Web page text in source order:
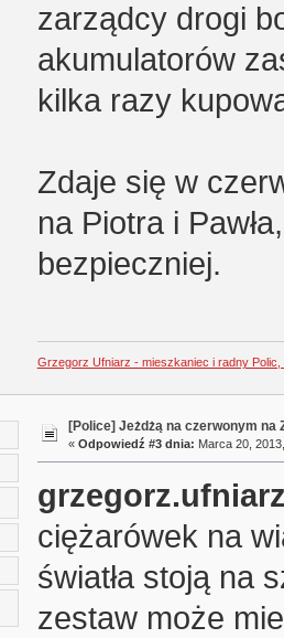
zarządcy drogi
akumulatorów
kilka razy
Zdaje się w
na Piotra i
bezpieczniej.
Grzegorz Ufniarz - mieszkaniec i radny
[Police] Jeżdżą na czerwonym na
« Odpowiedź #3 dnia: Marca 20,
ciężarówek na
światła stoją na
zestaw może